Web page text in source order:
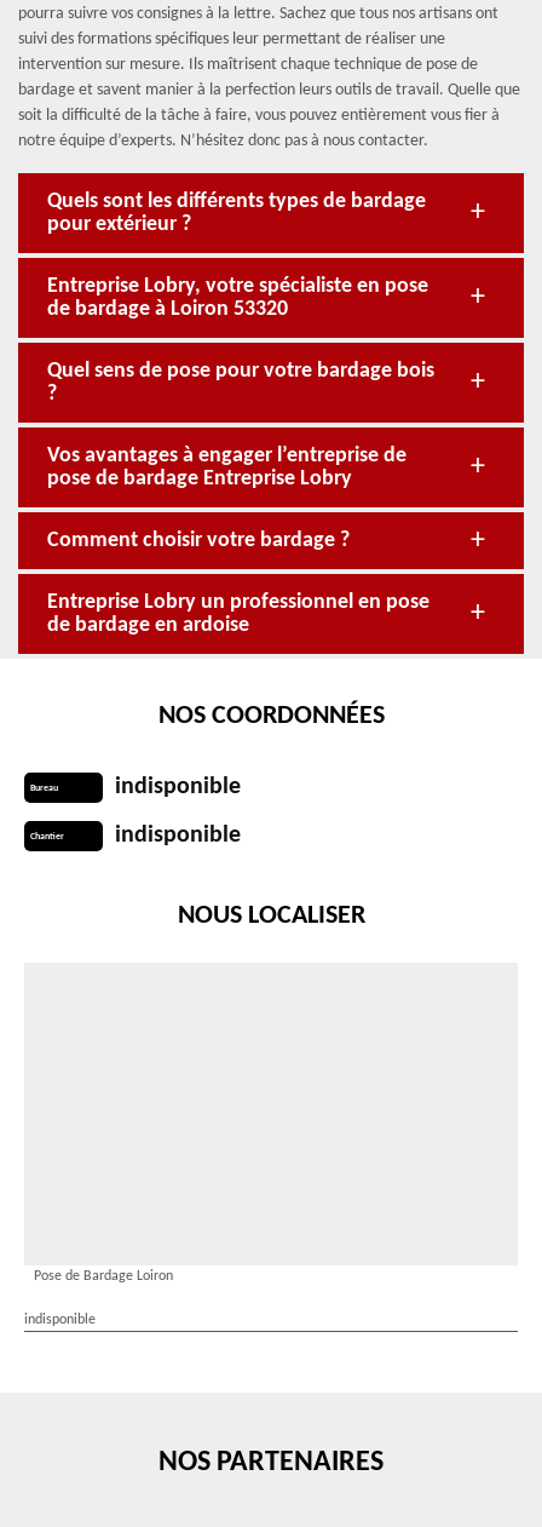
pourra suivre vos consignes à la lettre. Sachez que tous nos artisans ont
suivi des formations spécifiques leur permettant de réaliser une
intervention sur mesure. Ils maîtrisent chaque technique de pose de
bardage et savent manier à la perfection leurs outils de travail. Quelle que
soit la difficulté de la tâche à faire, vous pouvez entièrement vous fier à
notre équipe d’experts. N’hésitez donc pas à nous contacter.
Quels sont les différents types de bardage
pour extérieur ?
Entreprise Lobry, votre spécialiste en pose
de bardage à Loiron 53320
Quel sens de pose pour votre bardage bois
?
Vos avantages à engager l’entreprise de
pose de bardage Entreprise Lobry
Comment choisir votre bardage ?
Entreprise Lobry un professionnel en pose
de bardage en ardoise
NOS COORDONNÉES
Bureau indisponible
Chantier indisponible
NOUS LOCALISER
Pose de Bardage Loiron
indisponible
NOS PARTENAIRES